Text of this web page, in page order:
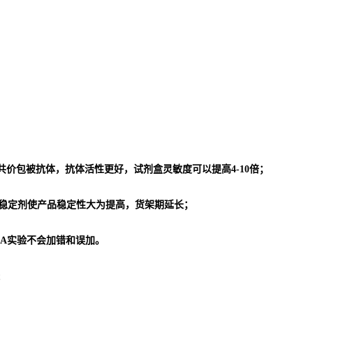
价包被抗体，抗体活性更好，试剂盒灵敏度可以提高4-10倍；
剂使产品稳定性大为提高，货架期延长；
实验不会加错和误加。